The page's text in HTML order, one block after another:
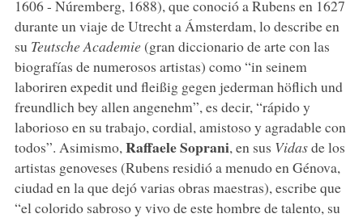
1606 - Núremberg, 1688), que conoció a Rubens en 1627
durante un viaje de Utrecht a Ámsterdam, lo describe en
su Teutsche Academie(gran diccionario de arte con las
biografías de numerosos artistas) como “in seinem
laboriren expedit und fleißig gegen jederman höflich und
freundlich bey allen angenehm”, es decir, “rápido y
laborioso en su trabajo, cordial, amistoso y agradable con
todos”. Asimismo, Raffaele Soprani, en sus Vidasde los
artistas genoveses (Rubens residió a menudo en Génova,
ciudad en la que dejó varias obras maestras), escribe que
“el colorido sabroso y vivo de este hombre de talento, su